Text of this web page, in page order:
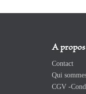
A propos
Contact
Qui
CGV -